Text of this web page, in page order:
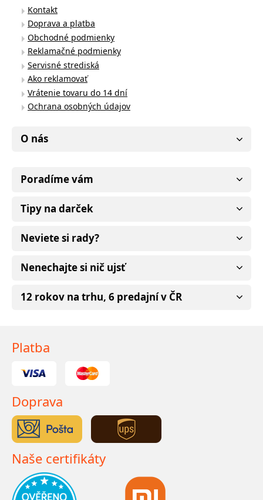
Kontakt
Doprava a platba
Obchodné podmienky
Reklamačné podmienky
Servisné strediská
Ako reklamovať
Vrátenie tovaru do 14 dní
Ochrana osobných údajov
O nás
Poradíme vám
Tipy na darček
Neviete si rady?
Nenechajte si nič ujsť
12 rokov na trhu, 6 predajní v ČR
Platba
Doprava
Naše certifikáty